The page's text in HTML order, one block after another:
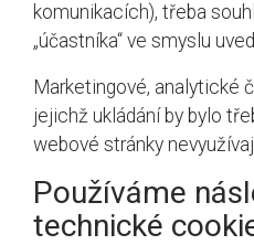
komunikacích), třeba
„účastníka“ ve smyslu
Marketingové, analytické
jejichž ukládání by bylo
webové stránky
Používáme
technické